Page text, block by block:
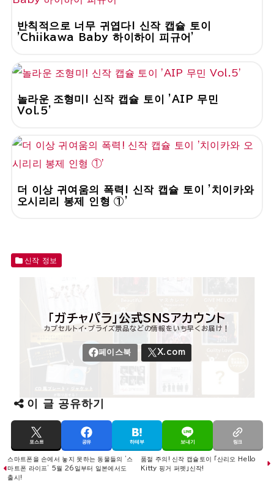
반칙적으로 너무 귀엽다! 신작 캡슐 토이
'Chiikawa Baby 하이하이 피규어'
놀라운 조형미! 신작 캡슐 토이 'AIP 무민
Vol.5'
더 이상 귀여움의 폭력! 신작 캡슐 토이 '치이카와
오시리리 봉제 인형 ①'
신작 정보
이 글 공유하기
포스트 공유 하테부 보내기 링크
스마트폰을 손에서 놓지 못하는 동물들의 '스
마트폰 라이프' 5월 26일부터 일본에서도
출시!
품절 주의! 신작 캡슐토이 「산리오 Hello
Kitty 핑거 퍼펫」신작!